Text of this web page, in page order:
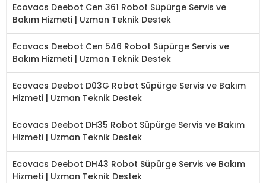
Ecovacs Deebot Cen 361 Robot Süpürge Servis ve
Bakım Hizmeti | Uzman Teknik Destek
Ecovacs Deebot Cen 546 Robot Süpürge Servis ve
Bakım Hizmeti | Uzman Teknik Destek
Ecovacs Deebot D03G Robot Süpürge Servis ve Bakım
Hizmeti | Uzman Teknik Destek
Ecovacs Deebot DH35 Robot Süpürge Servis ve Bakım
Hizmeti | Uzman Teknik Destek
Ecovacs Deebot DH43 Robot Süpürge Servis ve Bakım
Hizmeti | Uzman Teknik Destek